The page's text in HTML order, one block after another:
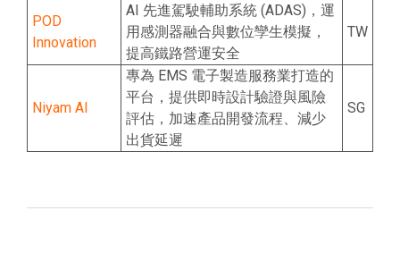
POD
Innovation
AI 先進駕駛輔助系統 (ADAS)，運
用感測器融合與數位孿生模擬，
提高鐵路營運安全
TW
Niyam AI
專為 EMS 電子製造服務業打造的
平台，提供即時設計驗證與風險
評估，加速產品開發流程、減少
出貨延遲
SG